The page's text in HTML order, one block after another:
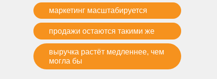
выручка растёт медленнее, чем
могла бы
продажи остаются такими же
маркетинг масштабируется